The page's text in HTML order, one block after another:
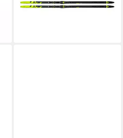
259,95 € UVP280,00 €